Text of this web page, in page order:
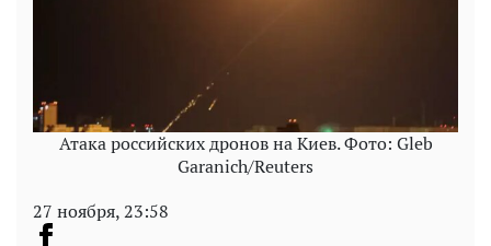
Атака российских дронов на Киев. Фото: Gleb
Garanich/Reuters
27 ноября, 23:58